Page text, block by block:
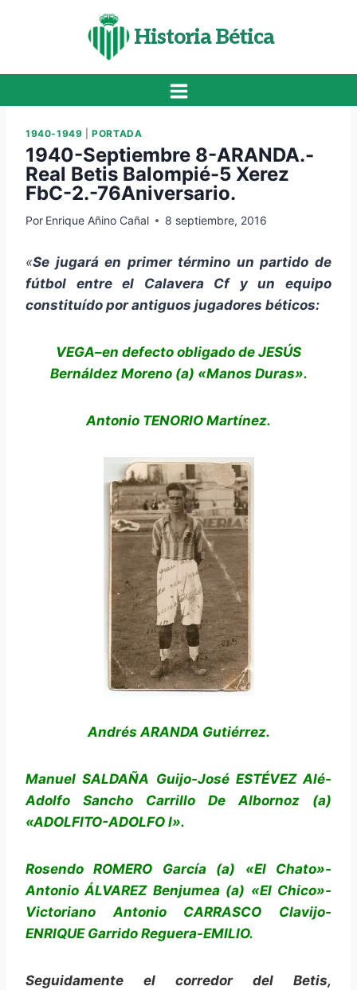
Historia Bética
1940-1949 |PORTADA
1940-Septiembre 8-ARANDA.-
Real Betis Balompié-5 Xerez
FbC-2.-76Aniversario.
Por Enrique Añino Cañal 8 septiembre, 2016
«Se jugará en primer término un partido de
fútbol entre el Calavera Cf y un equipo
constituído por antiguos jugadores béticos:
VEGA–en defecto obligado de JESÚS
Bernáldez Moreno (a) «Manos Duras».
Antonio TENORIO Martínez.
Andrés ARANDA Gutiérrez.
Manuel SALDAÑA Guijo-José ESTÉVEZ Alé-
Adolfo Sancho Carrillo De Albornoz (a)
«ADOLFITO-ADOLFO I».
Rosendo ROMERO García (a) «El Chato»-
Antonio ÁLVAREZ Benjumea (a) «El Chico»-
Victoriano Antonio CARRASCO Clavijo-
ENRIQUE Garrido Reguera-EMILIO.
Seguidamente el corredor del Betis,